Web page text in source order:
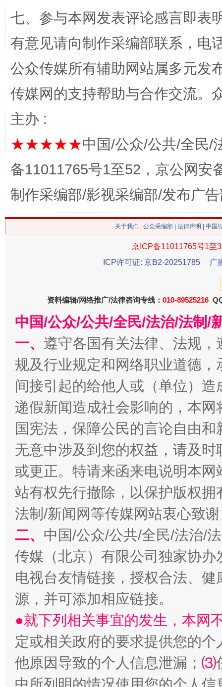
网上购药对药下症？
这是一记警钟！ 谢
习近平的博鳌关键词
魏明亮
“刷贴”乱象丛生
生
揭批美国五大"原罪" "炒
七、参与本网发表评论感言即表
有意见请向制作采编部联系，电
公众传媒所有辅助网站属多元发
传媒网的支持帮助与合作交流。
主办 :
★★★★★中国/公众/公共/全民/
备11011765号1至52，京公网安
制作采编部/影视采编部/发布广
关于我们 公众采编部 法律声明 | 中国
京ICP备11011765号1至
ICP许可证: 京B2-20251785
广
资料编辑/网络推广/法律咨询专线： 010-89525216
中国/公众/公共/全民/法治/法制/
一、 遵守各国有关法律、法规
规及行业规定和网络职业道德
间接引起的给他人或（单位）
递假新闻造成社会影响的，本
国宪法，保障公民的言论自由
无意中涉及到您的权益，请及
或更正。特请来函来电说明本
站有权先行撤除，以保护版权
法制/新闻网等传媒网站衷心致
二、 中国/公众/公共/全民/法治/
传媒（北京）有限公司独家协
电视台友情链接，授权合法、
源，并可添加相应链接。
●就下列相关事宜的发生，本网
定或相关政府的要求提供您的个
他原因导致的个人信息泄漏； ⑶